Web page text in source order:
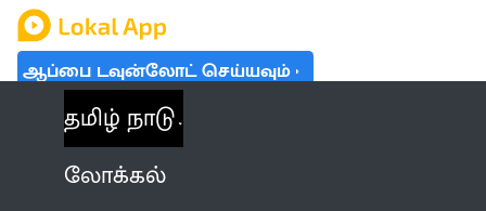
ஆப்பை டவுன்லோட் செய்யவும்
தமிழ் நாடு
லோக்கல்